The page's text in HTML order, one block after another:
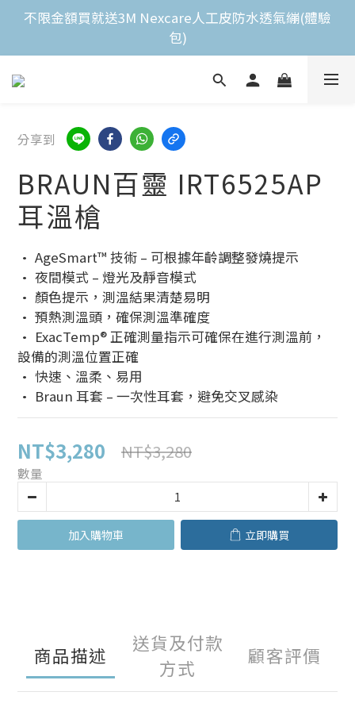
全館滿$2,000免運費
全館滿$2,000免運費
分享到
BRAUN百靈 IRT6525AP
耳溫槍
• AgeSmart™ 技術 – 可根據年齡調整發燒提示
• 夜間模式 – 燈光及靜音模式
• 顏色提示，測溫結果清楚易明
• 預熱測溫頭，確保測溫準確度
• ExacTemp® 正確測量指示可確保在進行測溫前，
設備的測溫位置正確
• 快速、溫柔、易用
• Braun 耳套 – 一次性耳套，避免交叉感染
NT$3,280 NT$3,280
數量
加入購物車 立即購買
商品描述
送貨及付款
方式
顧客評價